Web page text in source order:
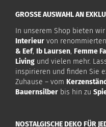
GROSSE AUSWAHL AN
In unserem Shop bieten wir
Interieur von
& Eef, Ib Laursen, Femme
Living und vielen mehr.
inspirieren und finden Sie
Zuhause – vom
Bauernsilber bis hin zu
NOSTALGISCHE DEKO FÜR